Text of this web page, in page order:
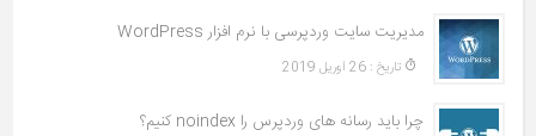
مدیریت سایت وردپرسی با نرم افزار WordPress
تاريخ : 26 آوریل 2019
چرا باید رسانه های وردپرس را noindex کنیم؟